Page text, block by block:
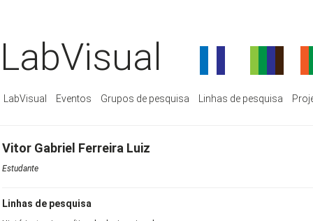
LabVisual
LabVisual Eventos Grupos de pesquisa Linhas de pesquisa
Vitor Gabriel Ferreira Luiz
Estudante
Linhas de pesquisa